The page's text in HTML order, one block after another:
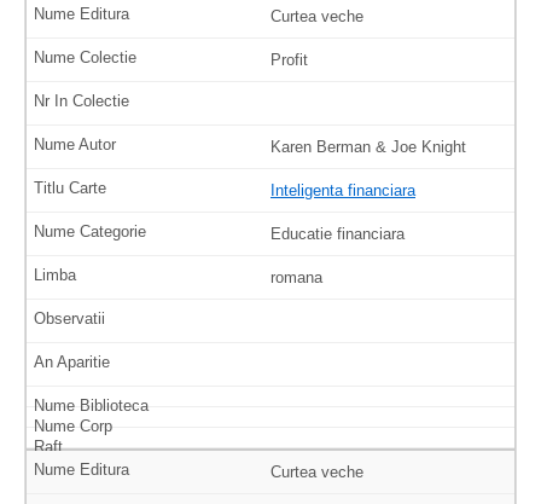
Curtea veche
Profit
Karen Berman & Joe Knight
Inteligenta financiara
Educatie financiara
romana
Curtea veche